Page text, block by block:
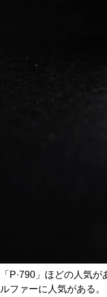
「P·790」ほどの人気
ルファーに人気がある。